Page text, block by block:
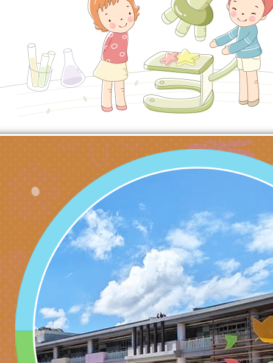
習營」等師生，參訪
「第56屆全國技能競
字稿及LCD託播影（
轉知衛生福利部社會
檢送該部國民健康署
產期高風險孕產婦（
關懷計畫」說明1份
有關社團法人中華民
家長協會(以下稱該
「115年度『視界同
庭支持與分享系列講
場線上座談會」活動
檢送桃園市政府家庭
「小桃家3月課程資
檢送本府新聞處115
安全宣導標語播放表
宣導影像素材
檢送行政院新聞傳播
月份公共服務政策溝
其合輯一覽表1份（
https://reurl.cc/
檢送桃園市立慈文國
「115學年度體育班
明會」
函轉有關司法院辦理
制度宣導活動
財團法人人本教育文
擬舉辦『教出會思考
孩-2026森林小學巡
向AI對親子關係的挑
桃園市八德區大成國
辦「桃園市115學年
藝術才能音樂班鑑定
長說明會
有關本局製作本市「
站學生心理關懷平臺
桃園市平鎮區忠貞國
辦「桃園市115學年
轉知國立高雄師範大